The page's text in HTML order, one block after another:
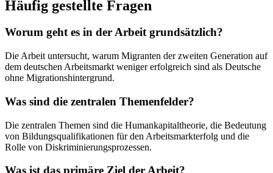
Häufig gestellte Fragen
Worum geht es in der Arbeit grundsätzlich?
Die Arbeit untersucht, warum Migranten der zweiten Generation auf
dem deutschen Arbeitsmarkt weniger erfolgreich sind als Deutsche
ohne Migrationshintergrund.
Was sind die zentralen Themenfelder?
Die zentralen Themen sind die Humankapitaltheorie, die Bedeutung
von Bildungsqualifikationen für den Arbeitsmarkterfolg und die
Rolle von Diskriminierungsprozessen.